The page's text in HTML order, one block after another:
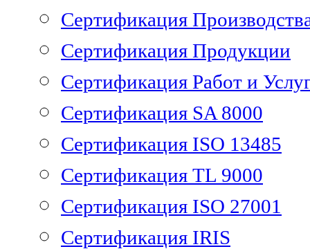
Сертификация
Сертификация Продукции
Сертификация Работ и
Сертификация SA 8000
Сертификация ISO 13485
Сертификация TL 9000
Сертификация ISO 27001
Сертификация IRIS